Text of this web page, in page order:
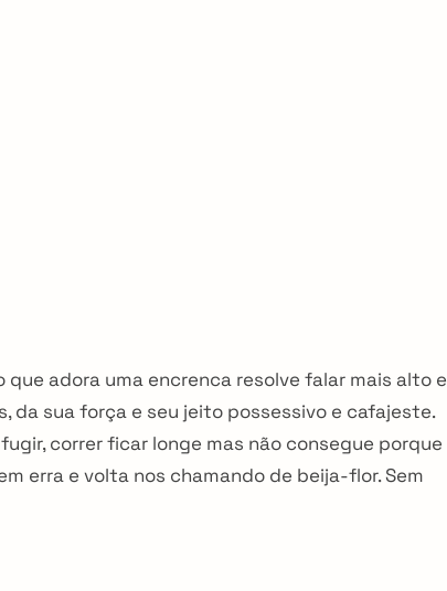
adora uma encrenca resolve falar mais alto e
da sua força e seu jeito possessivo e cafajeste.
correr ficar longe mas não consegue porque
erra e volta nos chamando de beija-flor. Sem